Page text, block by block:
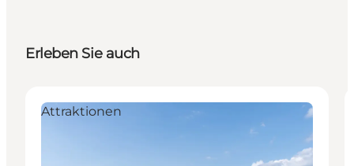
Erleben Sie auch
Attraktionen